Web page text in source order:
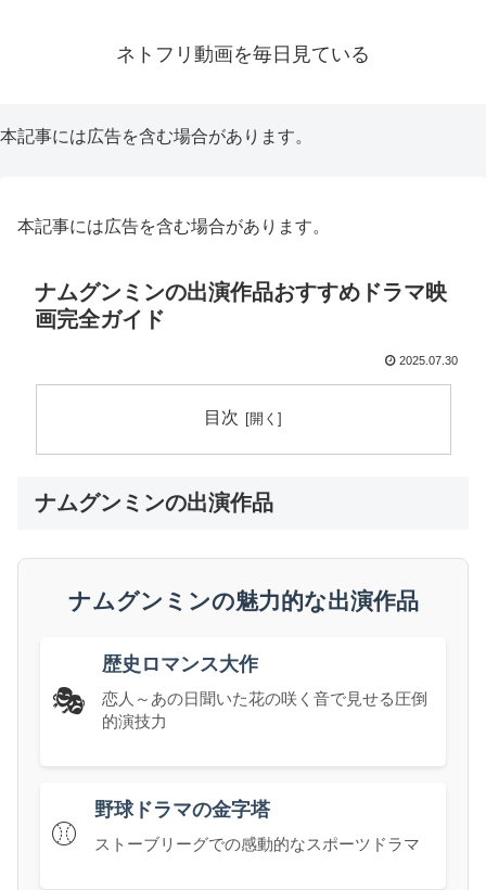
ネトフリ動画を毎日見ている
本記事には広告を含む場合があります。
本記事には広告を含む場合があります。
ナムグンミンの出演作品おすすめドラマ映
画完全ガイド
2025.07.30
目次
ナムグンミンの出演作品
ナムグンミンの魅力的な出演作品
🎭
歴史ロマンス大作
恋人～あの日聞いた花の咲く音で見せる圧倒
的演技力
⚾
野球ドラマの金字塔
ストーブリーグでの感動的なスポーツドラマ